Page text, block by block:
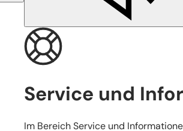
Service und
Im Bereich Service und